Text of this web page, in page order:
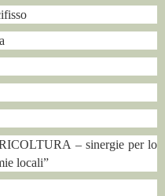
– sinergie per lo
locali”